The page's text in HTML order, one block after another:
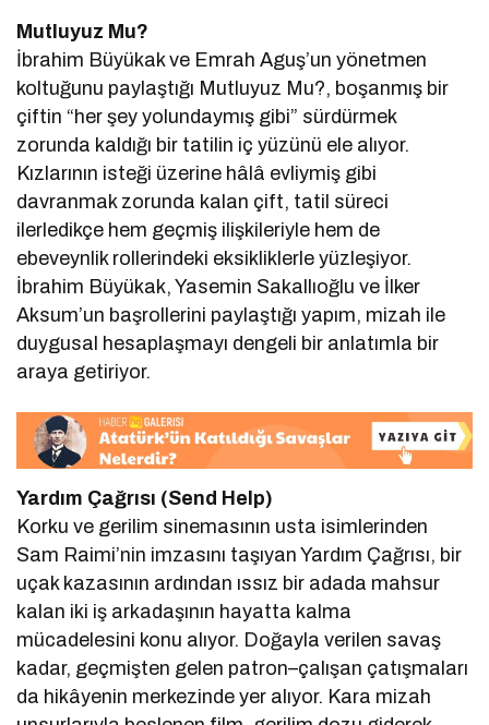
Mutluyuz Mu?
İbrahim Büyükak ve Emrah Aguş’un yönetmen
koltuğunu paylaştığı Mutluyuz Mu?, boşanmış bir
çiftin “her şey yolundaymış gibi” sürdürmek
zorunda kaldığı bir tatilin iç yüzünü ele alıyor.
Kızlarının isteği üzerine hâlâ evliymiş gibi
davranmak zorunda kalan çift, tatil süreci
ilerledikçe hem geçmiş ilişkileriyle hem de
ebeveynlik rollerindeki eksikliklerle yüzleşiyor.
İbrahim Büyükak, Yasemin Sakallıoğlu ve İlker
Aksum’un başrollerini paylaştığı yapım, mizah ile
duygusal hesaplaşmayı dengeli bir anlatımla bir
araya getiriyor.
Yardım Çağrısı (Send Help)
Korku ve gerilim sinemasının usta isimlerinden
Sam Raimi’nin imzasını taşıyan Yardım Çağrısı, bir
uçak kazasının ardından ıssız bir adada mahsur
kalan iki iş arkadaşının hayatta kalma
mücadelesini konu alıyor. Doğayla verilen savaş
kadar, geçmişten gelen patron–çalışan çatışmaları
da hikâyenin merkezinde yer alıyor. Kara mizah